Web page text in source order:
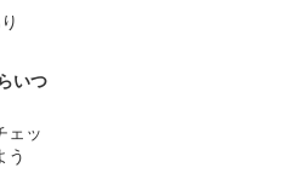
いつ
ェッ
う